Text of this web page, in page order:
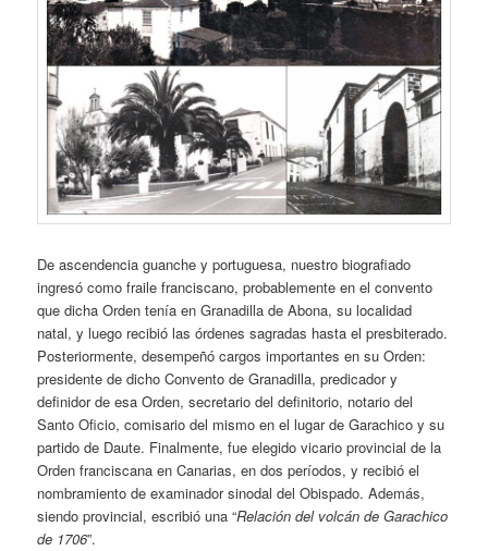
De ascendencia guanche y portuguesa, nuestro biografiado
ingresó como fraile franciscano, probablemente en el convento
que dicha Orden tenía en Granadilla de Abona, su localidad
natal, y luego recibió las órdenes sagradas hasta el presbiterado.
Posteriormente, desempeñó cargos importantes en su Orden:
presidente de dicho Convento de Granadilla, predicador y
definidor de esa Orden, secretario del definitorio, notario del
Santo Oficio, comisario del mismo en el lugar de Garachico y su
partido de Daute. Finalmente, fue elegido vicario provincial de la
Orden franciscana en Canarias, en dos períodos, y recibió el
nombramiento de examinador sinodal del Obispado. Además,
siendo provincial, escribió una “Relación del volcán de Garachico
de 1706”.